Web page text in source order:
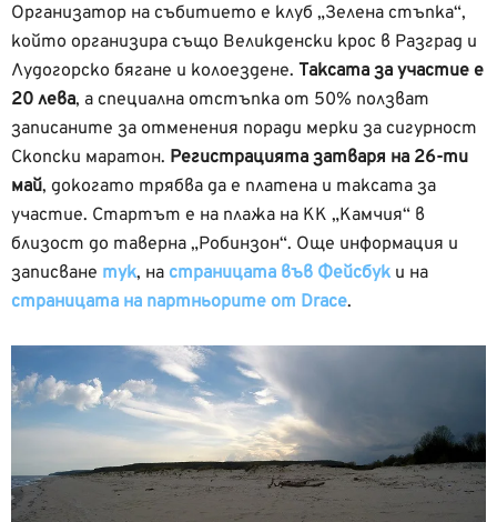
Организатор на събитието е клуб „Зелена стъпка“,
който организира също Великденски крос в Разград и
Лудогорско бягане и колоездене. Таксата за участие е
20 лева, а специална отстъпка от 50% ползват
записаните за отменения поради мерки за сигурност
Скопски маратон. Регистрацията затваря на 26-ти
май, докогато трябва да е платена и таксата за
участие. Стартът е на плажа на КК „Камчия“ в
близост до таверна „Робинзон“. Още информация и
записване тук, на страницата във Фейсбук и на
страницата на партньорите от Drace.